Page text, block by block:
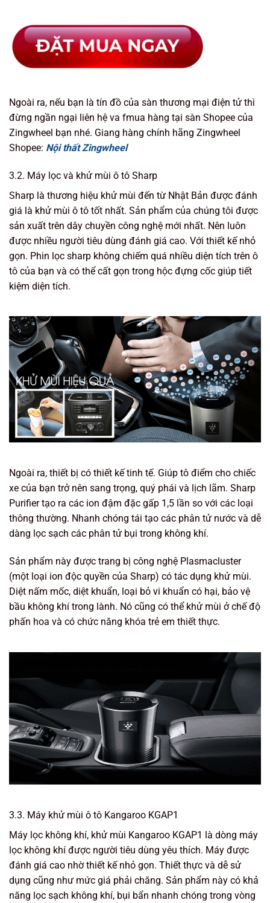
Ngoài ra, nếu bạn là tín đồ của sàn thương mại điện tử thì
đừng ngần ngại liên hệ va fmua hàng tại sàn Shopee của
Zingwheel bạn nhé. Giang hàng chính hãng Zingwheel
Shopee: Nội thất Zingwheel
3.2. Máy lọc và khử mùi ô tô Sharp
Sharp là thương hiệu khử mùi đến từ Nhật Bản được đánh
giá là khử mùi ô tô tốt nhất. Sản phẩm của chúng tôi được
sản xuất trên dây chuyền công nghệ mới nhất. Nên luôn
được nhiều người tiêu dùng đánh giá cao. Với thiết kế nhỏ
gọn. Phin lọc sharp không chiếm quá nhiều diện tích trên ô
tô của bạn và có thể cất gọn trong hộc đựng cốc giúp tiết
kiệm diện tích.
Ngoài ra, thiết bị có thiết kế tinh tế. Giúp tô điểm cho chiếc
xe của bạn trở nên sang trọng, quý phái và lịch lãm. Sharp
Purifier tạo ra các ion đậm đặc gấp 1,5 lần so với các loại
thông thường. Nhanh chóng tái tạo các phân tử nước và dễ
dàng lọc sạch các phân tử bụi trong không khí.
Sản phẩm này được trang bị công nghệ Plasmacluster
(một loại ion độc quyền của Sharp) có tác dụng khử mùi.
Diệt nấm mốc, diệt khuẩn, loại bỏ vi khuẩn có hại, bảo vệ
bầu không khí trong lành. Nó cũng có thể khử mùi ở chế độ
phấn hoa và có chức năng khóa trẻ em thiết thực.
3.3. Máy khử mùi ô tô Kangaroo KGAP1
Máy lọc không khí, khử mùi Kangaroo KGAP1 là dòng máy
lọc không khí được người tiêu dùng yêu thích. Máy được
đánh giá cao nhờ thiết kế nhỏ gọn. Thiết thực và dễ sử
dụng cũng như mức giá phải chăng. Sản phẩm này có khả
năng lọc sạch không khí, bụi bẩn nhanh chóng trong vòng